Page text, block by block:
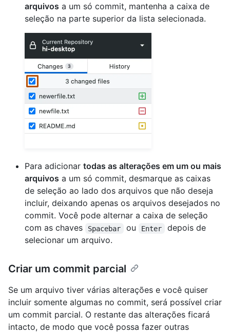
arquivos a um só commit, mantenha a caixa de
seleção na parte superior da lista selecionada.
Para adicionar todas as alterações em um ou mais
arquivos a um só commit, desmarque as caixas
de seleção ao lado dos arquivos que não deseja
incluir, deixando apenas os arquivos desejados no
commit. Você pode alternar a caixa de seleção
com as chaves
Spacebar ou Enter
depois de
selecionar um arquivo.
Criar um commit parcial
Se um arquivo tiver várias alterações e você quiser
incluir somente algumas no commit, será possível criar
um commit parcial. O restante das alterações ficará
intacto, de modo que você possa fazer outras